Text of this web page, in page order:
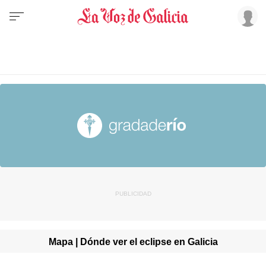
Mapa | Dónde ver el eclipse en Galicia